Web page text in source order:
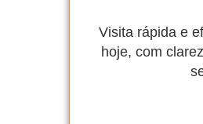
Visita rápida e
hoje, com